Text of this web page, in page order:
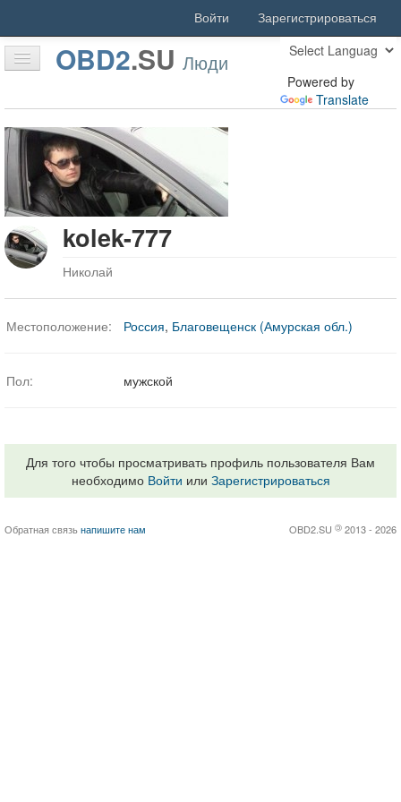
Войти Зарегистрироваться
Powered by
Translate
OBD2.SU Люди
Главная
Статьи
Форум
Скачать
Люди
Активность
Благодарности
Оффлайн
kolek-777
Николай
Местоположение: Россия, Благовещенск (Амурская обл.)
Пол: мужской
Для того чтобы просматривать профиль пользователя Вам
необходимо Войти или Зарегистрироваться
Обратная связьнапишите нам OBD2.SU ©2013 - 2026